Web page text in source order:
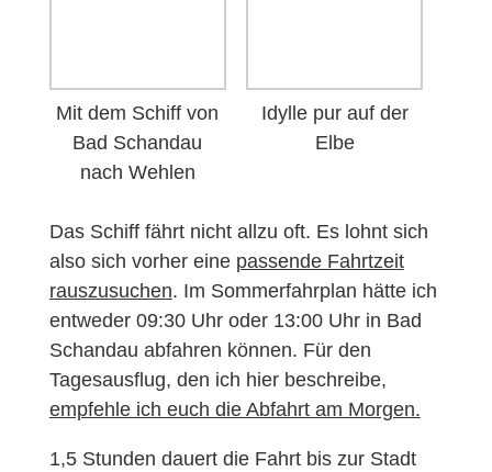
Mit dem Schiff von
Bad Schandau
nach Wehlen
Idylle pur auf der
Elbe
Das Schiff fährt nicht allzu oft. Es lohnt sich
also sich vorher eine passende Fahrtzeit
rauszusuchen. Im Sommerfahrplan hätte ich
entweder 09:30 Uhr oder 13:00 Uhr in Bad
Schandau abfahren können. Für den
Tagesausflug, den ich hier beschreibe,
empfehle ich euch die Abfahrt am Morgen.
1,5 Stunden dauert die Fahrt bis zur Stadt